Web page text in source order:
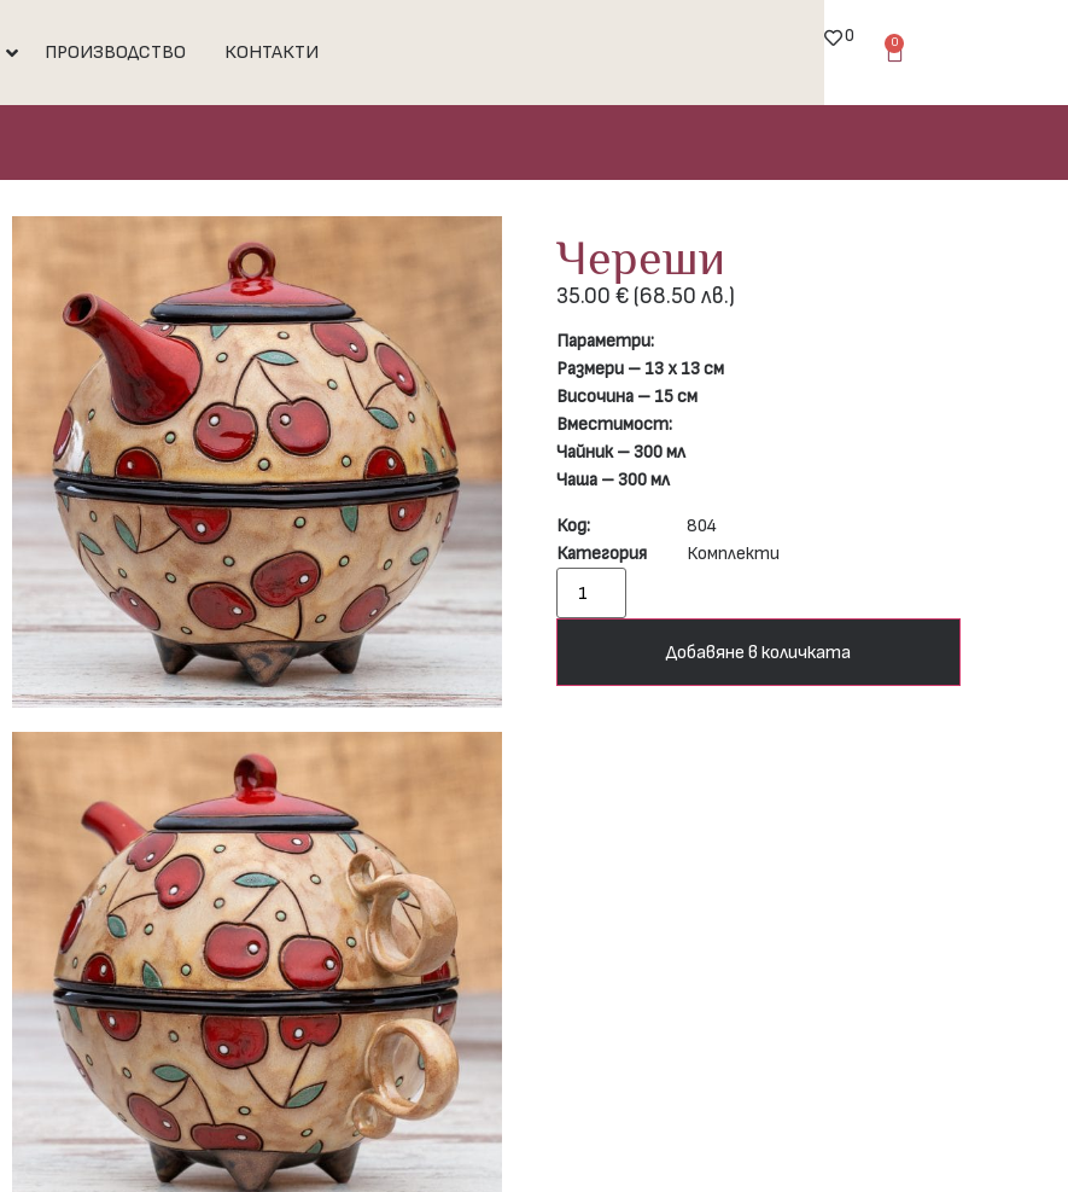
ПРОИЗВОДСТВО КОНТАКТИ
0 0
Череши
35.00€ (68.50 лв.)
Параметри:
Размери – 13 х 13 см
Височина – 15 см
Вместимост:
Чайник – 300 мл
Чаша – 300 мл
Код:
804
Категория
Комплекти
Добавяне в количката